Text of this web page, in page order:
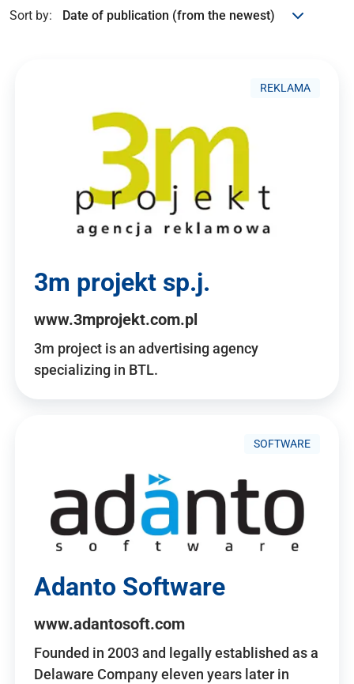
Sort by:
REKLAMA
3m projekt sp.j.
www.3mprojekt.com.pl
3m project is an advertising agency
specializing in BTL.
SOFTWARE
Adanto Software
www.adantosoft.com
Founded in 2003 and legally established as a
Delaware Company eleven years later in